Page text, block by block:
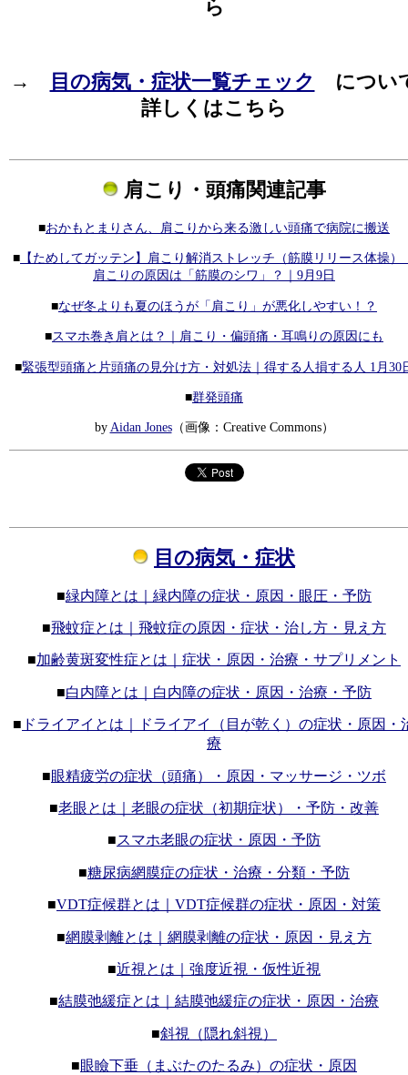
ら
→ 目の病気・症状一覧チェック
につい
詳しくはこちら
肩こり・頭痛関連記事
■おかもとまりさん、肩こりから来る激しい頭痛で病院に搬送
■ 【ためしてガッテン】肩こり解消ストレッチ（筋膜リリース体操）
肩こりの原因は「筋膜のシワ」？｜9月9日
■なぜ冬よりも夏のほうが「肩こり」が悪化しやすい！？
■スマホ巻き肩とは？｜肩こり・偏頭痛・耳鳴りの原因にも
■緊張型頭痛と片頭痛の見分け方・対処法｜得する人損する人 1月30
■群発頭痛
byAidan Jones（画像：Creative Commons）
目の病気・症状
■緑内障とは｜緑内障の症状・原因・眼圧・予防
■飛蚊症とは｜飛蚊症の原因・症状・治し方・見え方
■加齢黄斑変性症とは｜症状・原因・治療・サプリメント
■白内障とは｜白内障の症状・原因・治療・予防
■ ドライアイとは｜ドライアイ（目が乾く）の症状・原因・
療
■眼精疲労の症状（頭痛）・原因・マッサージ・ツボ
■老眼とは｜老眼の症状（初期症状）・予防・改善
■スマホ老眼の症状・原因・予防
■糖尿病網膜症の症状・治療・分類・予防
■VDT症候群とは｜VDT症候群の症状・原因・対策
■網膜剥離とは｜網膜剥離の症状・原因・見え方
■近視とは｜強度近視・仮性近視
■結膜弛緩症とは｜結膜弛緩症の症状・原因・治療
■斜視（隠れ斜視）
■眼瞼下垂（まぶたのたるみ）の症状・原因